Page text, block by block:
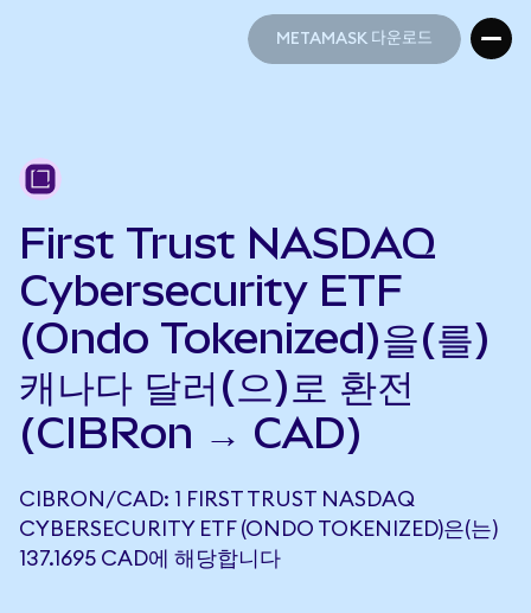
METAMASK 다운로드
First Trust NASDAQ
Cybersecurity ETF
(Ondo Tokenized)을(를)
캐나다 달러(으)로 환전
(CIBRon → CAD)
CIBRON/CAD: 1 FIRST TRUST NASDAQ
CYBERSECURITY ETF (ONDO TOKENIZED)은(는)
137.1695 CAD에 해당합니다